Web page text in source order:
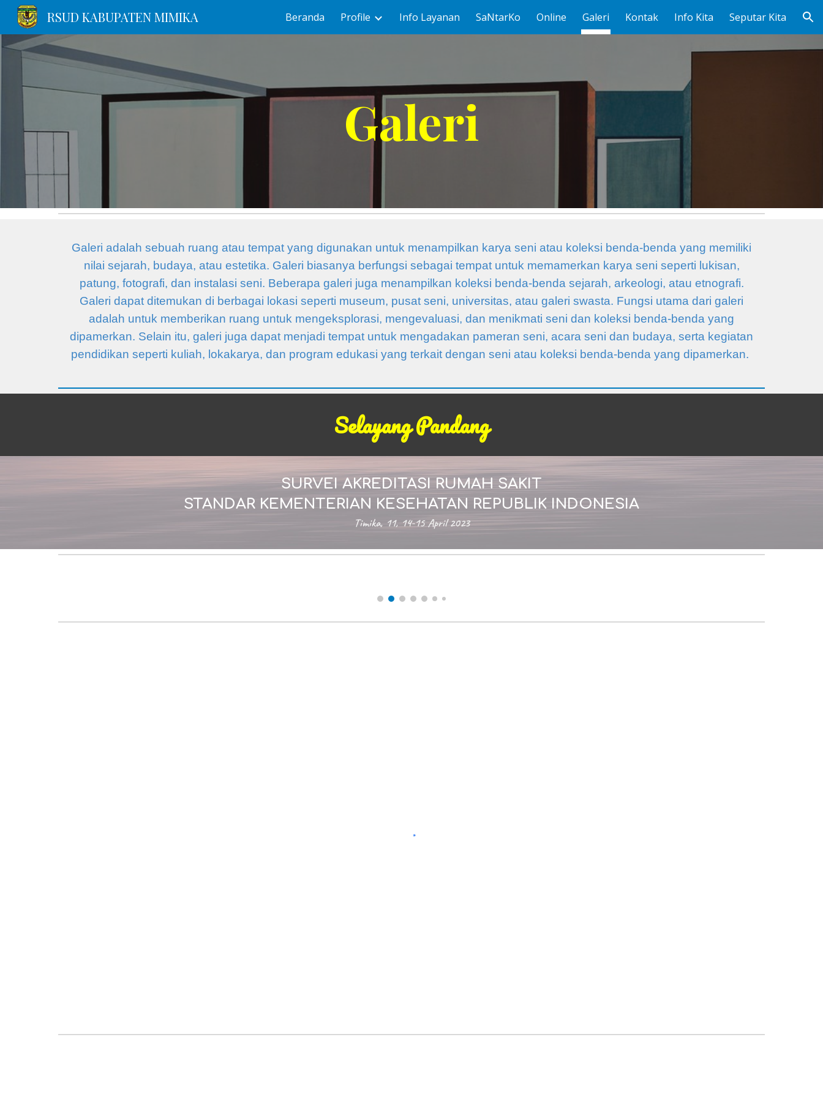
Skip to main content Skip to navigation
RSUD KABUPATEN MIMIKA Beranda Profile Info Layanan SaNtarKo Online Galeri Kontak Info Kita Seputar Kita
Galeri
Galeri adalah sebuah ruang atau tempat yang digunakan untuk menampilkan karya seni atau koleksi benda-benda yang memiliki
nilai sejarah, budaya, atau estetika. Galeri biasanya berfungsi sebagai tempat untuk memamerkan karya seni seperti lukisan,
patung, fotografi, dan instalasi seni. Beberapa galeri juga menampilkan koleksi benda-benda sejarah, arkeologi, atau etnografi.
Galeri dapat ditemukan di berbagai lokasi seperti museum, pusat seni, universitas, atau galeri swasta. Fungsi utama dari galeri
adalah untuk memberikan ruang untuk mengeksplorasi, mengevaluasi, dan menikmati seni dan koleksi benda-benda yang
dipamerkan. Selain itu, galeri juga dapat menjadi tempat untuk mengadakan pameran seni, acara seni dan budaya, serta kegiatan
pendidikan seperti kuliah, lokakarya, dan program edukasi yang terkait dengan seni atau koleksi benda-benda yang dipamerkan.
Selayang Pandang
SURVEI AKREDITASI RUMAH SAKIT
STANDAR KEMENTERIAN KESEHATAN REPUBLIK INDONESIA
Timika, 11, 14-15 April 2023